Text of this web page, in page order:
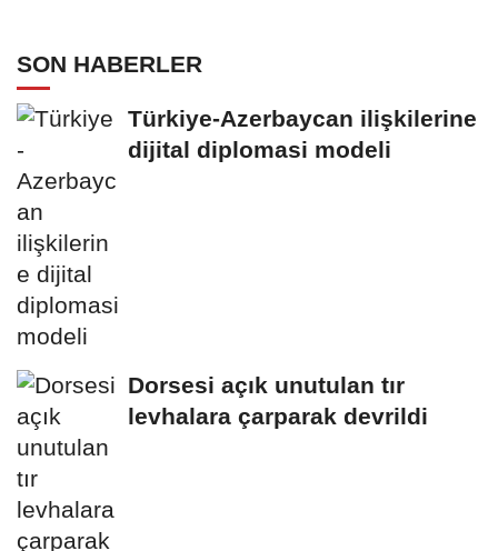
SON HABERLER
Türkiye-Azerbaycan ilişkilerine
dijital diplomasi modeli
Dorsesi açık unutulan tır
levhalara çarparak devrildi